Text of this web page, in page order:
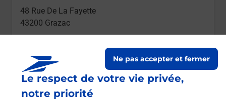
Le respect de votre vie privée,
notre priorité
Ne pas accepter et fermer
48 Rue De La Fayette
43200 Grazac
Boîte aux lettres La Poste
Le lien s'ouvre dans un nouvel onglet